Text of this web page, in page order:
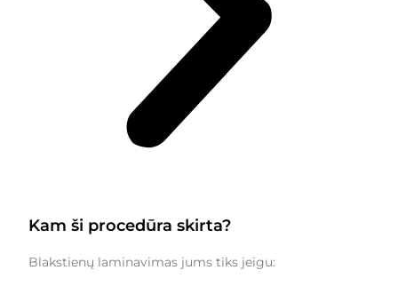
Kam ši procedūra skirta?
Blakstienų laminavimas jums tiks jeigu: